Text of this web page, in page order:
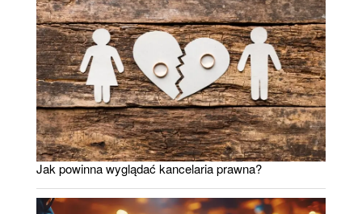
Jak powinna wyglądać kancelaria prawna?